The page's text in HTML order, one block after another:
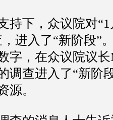
持下，众议院对
进入了“新阶段”
字，在众议院议长
调查进入了“新阶
源。